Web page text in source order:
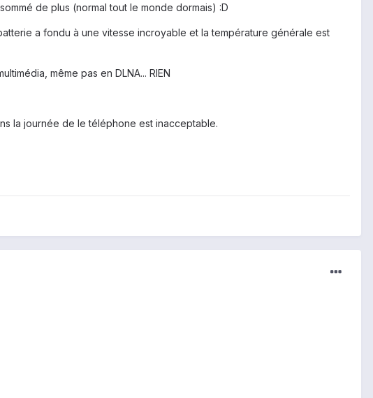
de plus (normal tout le monde dormais) :D
a fondu à une vitesse incroyable et la température générale est
même pas en DLNA... RIEN
la journée de le téléphone est inacceptable.